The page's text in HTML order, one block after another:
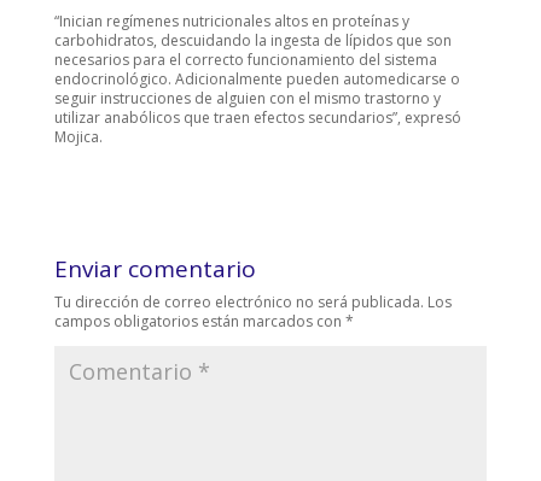
“Inician regímenes nutricionales altos en proteínas y
carbohidratos, descuidando la ingesta de lípidos que son
necesarios para el correcto funcionamiento del sistema
endocrinológico. Adicionalmente pueden automedicarse o
seguir instrucciones de alguien con el mismo trastorno y
utilizar anabólicos que traen efectos secundarios”, expresó
Mojica.
Enviar comentario
Tu dirección de correo electrónico no será publicada. Los
campos obligatorios están marcados con *